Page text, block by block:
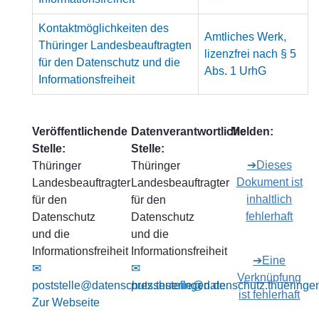
Kontaktmöglichkeiten des
Thüringer Landesbeauftragten
für den Datenschutz und die
Informationsfreiheit
Amtliches Werk,
lizenzfrei nach § 5
Abs. 1 UrhG
Veröffentlichende
Stelle:
Thüringer
Landesbeauftragter
für den
Datenschutz
und die
Informationsfreiheit
✉
poststelle@datenschutz.thueringen.de
Zur Webseite
Datenverantwortliche
Stelle:
Thüringer
Landesbeauftragter
für den
Datenschutz
und die
Informationsfreiheit
✉
Melden:
➔Dieses
Dokument ist
inhaltlich
fehlerhaft
➔Eine
Verknüpfung
ist fehlerhaft